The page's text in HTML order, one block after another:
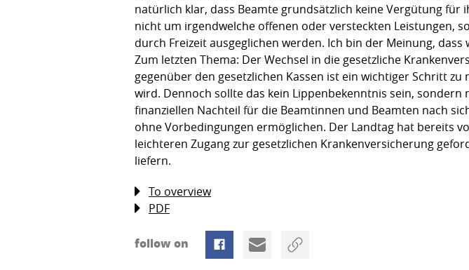
natürlich klar, dass Beamte grundsätzlich keine Vergütung
nicht um irgendwelche offenen oder versteckten Leistungen,
durch Freizeit ausgeglichen werden. Ich bin der Meinung,
Zum letzten Thema: Der Wechsel in die gesetzliche
gegenüber den gesetzlichen Kassen ist ein wichtiger Schritt
wird. Dennoch sollte das kein Lippenbekenntnis sein,
finanziellen Nachteil für die Beamtinnen und Beamten nach
ohne Vorbedingungen ermöglichen. Der Landtag hat bereits
leichteren Zugang zur gesetzlichen Krankenversicherung
liefern.
To overview
PDF
follow on